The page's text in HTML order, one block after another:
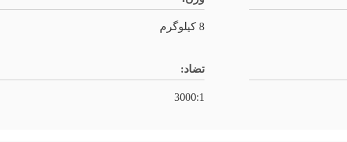
8 کیلوگرم
تضاد:
3000:1